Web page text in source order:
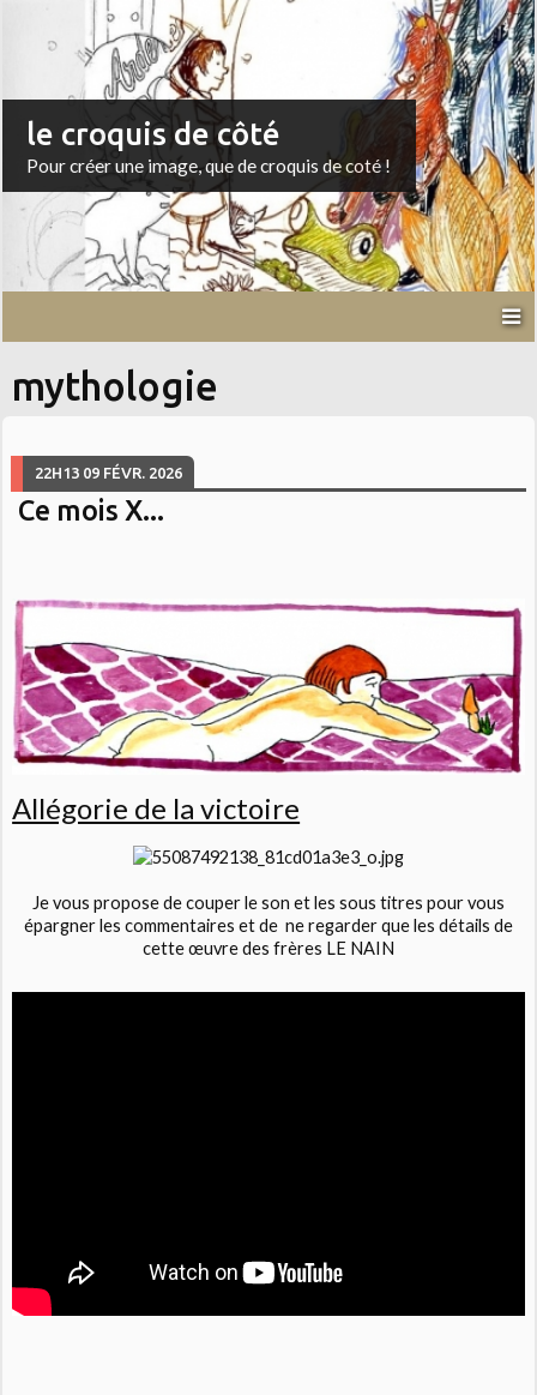
le croquis de côté
Pour créer une image, que de croquis de coté !
mythologie
22H13 09 FÉVR. 2026
Ce mois X...
Allégorie de la victoire
Je vous propose de couper le son et les sous titres pour vous
épargner les commentaires et de ne regarder que les détails de
cette œuvre des frères LE NAIN